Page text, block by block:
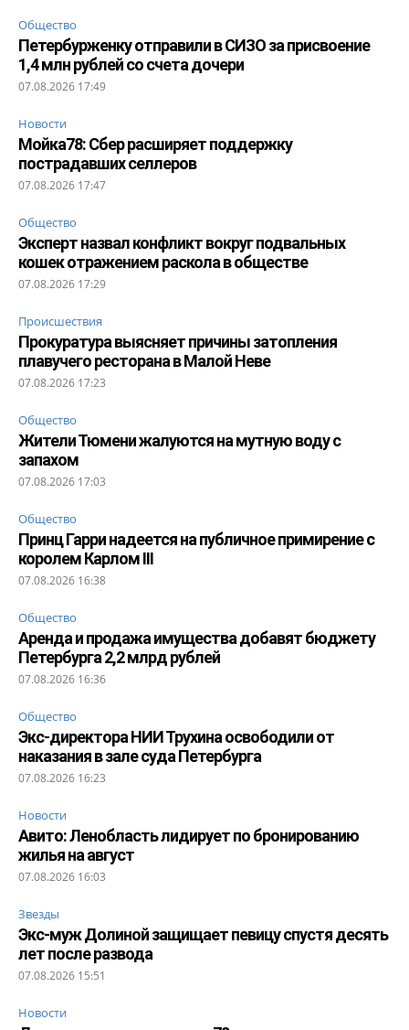
Общество
Петербурженку отправили в СИЗО за присвоение
1,4 млн рублей со счета дочери
07.08.2026 17:49
Новости
Мойка78: Сбер расширяет поддержку
пострадавших селлеров
07.08.2026 17:47
Общество
Эксперт назвал конфликт вокруг подвальных
кошек отражением раскола в обществе
07.08.2026 17:29
Происшествия
Прокуратура выясняет причины затопления
плавучего ресторана в Малой Неве
07.08.2026 17:23
Общество
Жители Тюмени жалуются на мутную воду с
запахом
07.08.2026 17:03
Общество
Принц Гарри надеется на публичное примирение с
королем Карлом III
07.08.2026 16:38
Общество
Аренда и продажа имущества добавят бюджету
Петербурга 2,2 млрд рублей
07.08.2026 16:36
Общество
Экс-директора НИИ Трухина освободили от
наказания в зале суда Петербурга
07.08.2026 16:23
Новости
Авито: Ленобласть лидирует по бронированию
жилья на август
07.08.2026 16:03
Звезды
Экс-муж Долиной защищает певицу спустя десять
лет после развода
07.08.2026 15:51
Новости